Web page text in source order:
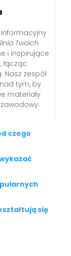
Twoich
i inspirujące
łącząc
zespół
tym, by
materiały
czego
się